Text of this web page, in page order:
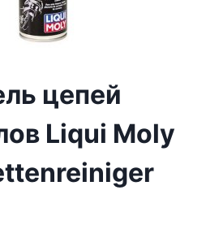
цепей
Liqui Moly